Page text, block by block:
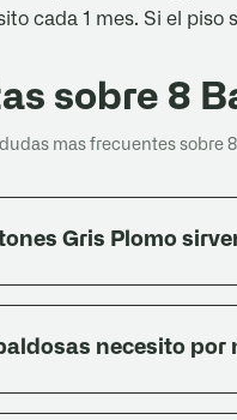
cada 1 mes. Si el
sobre 8
mas frecuentes sobre
Gris Plomo
y flexión). Cumple
necesito por